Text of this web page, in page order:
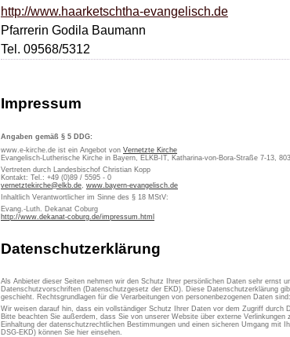
http://www.haarketschtha-evangelisch.de
Pfarrerin Godila Baumann
Tel. 09568/5312
Impressum
Angaben gemäß § 5 DDG:
www.e-kirche.de ist ein Angebot von Vernetzte Kirche
Evangelisch-Lutherische Kirche in Bayern, ELKB-IT, Katharina-von-Bora-Straße 7-13,
Vertreten durch Landesbischof Christian Kopp
Kontakt: Tel.: +49 (0)89 / 5595 - 0
vernetztekirche@elkb.de, www.bayern-evangelisch.de
Inhaltlich Verantwortlicher im Sinne des § 18 MStV:
Evang.-Luth. Dekanat Coburg
http://www.dekanat-coburg.de/impressum.html
Datenschutzerklärung
Als Anbieter dieser Seiten nehmen wir den Schutz Ihrer persönlichen Daten sehr ernst
Datenschutzvorschriften (Datenschutzgesetz der EKD). Diese Datenschutzerklärung
geschieht. Rechtsgrundlagen für die Verarbeitungen von personenbezogenen Daten
Wir weisen darauf hin, dass ein vollständiger Schutz Ihrer Daten vor dem Zugriff
Bitte beachten Sie außerdem, dass Sie von unserer Website über externe
Einhaltung der datenschutzrechtlichen Bestimmungen und einen sicheren Umgang
DSG-EKD) können Sie hier einsehen.